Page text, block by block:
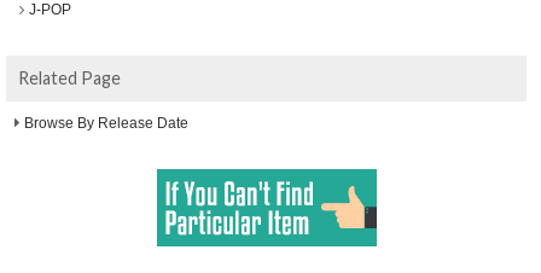
J-POP
Related Page
Browse By Release Date